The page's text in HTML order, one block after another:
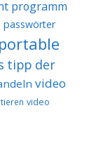
programm
passwörter
portable
tipp der
video
video